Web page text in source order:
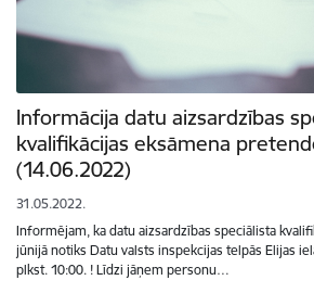
Informācija datu aizsardzības
kvalifikācijas eksāmena
(14.06.2022)
31.05.2022.
Informējam, ka datu aizsardzības speciālista
jūnijā notiks Datu valsts inspekcijas telpās Elijas
plkst. 10:00. ! Līdzi jāņem personu…